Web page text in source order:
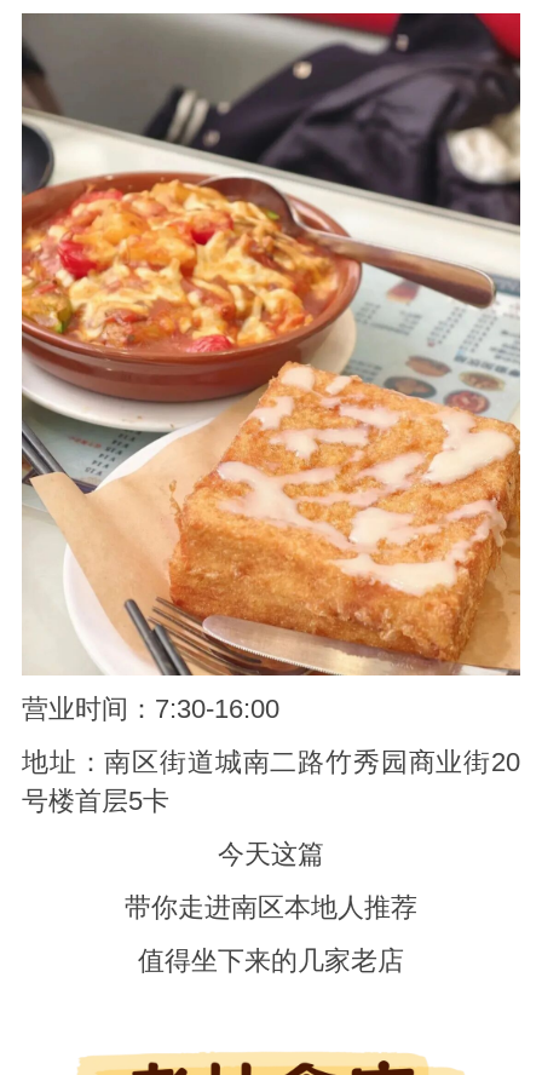
营业时间：7:30-16:00
地址：南区街道城南二路竹秀园商业街20
号楼首层5卡
今天这篇
带你走进南区本地人推荐
值得坐下来的几家老店